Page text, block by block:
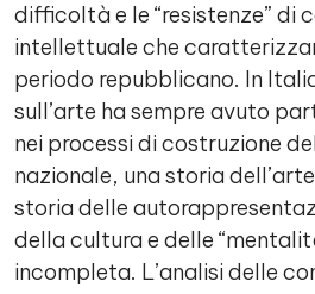
difficoltà e le “resistenze” di
intellettuale che
periodo repubblicano. In
sull’arte ha sempre avuto
nei processi di costruzione
nazionale, una storia
storia delle
della cultura e delle
incompleta. L’analisi delle